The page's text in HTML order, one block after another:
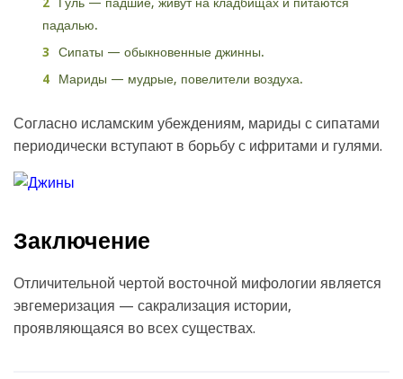
падалью.
Сипаты — обыкновенные джинны.
Мариды — мудрые, повелители воздуха.
Согласно исламским убеждениям, мариды с сипатами
периодически вступают в борьбу с ифритами и гулями.
Заключение
Отличительной чертой восточной мифологии является
эвгемеризация — сакрализация истории,
проявляющаяся во всех существах.